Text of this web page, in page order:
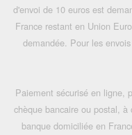
d'envoi de 10 euros est
France restant en Union
demandée. Pour les
Paiement sécurisé en ligne,
chèque bancaire ou postal,
banque domiciliée en